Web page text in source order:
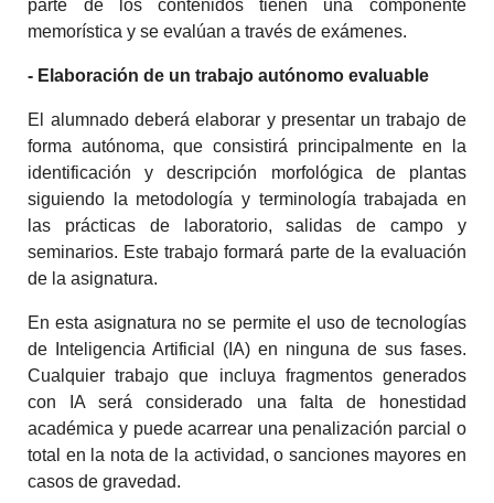
parte de los contenidos tienen una componente
memorística y se evalúan a través de exámenes.
- Elaboración de un trabajo autónomo evaluable
El alumnado deberá elaborar y presentar un trabajo de
forma autónoma, que consistirá principalmente en la
identificación y descripción morfológica de plantas
siguiendo la metodología y terminología trabajada en
las prácticas de laboratorio, salidas de campo y
seminarios. Este trabajo formará parte de la evaluación
de la asignatura.
En esta asignatura no se permite el uso de tecnologías
de Inteligencia Artificial (IA) en ninguna de sus fases.
Cualquier trabajo que incluya fragmentos generados
con IA será considerado una falta de honestidad
académica y puede acarrear una penalización parcial o
total en la nota de la actividad, o sanciones mayores en
casos de gravedad.